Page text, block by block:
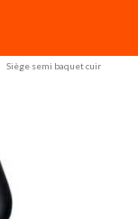
Siège semi baquet cuir